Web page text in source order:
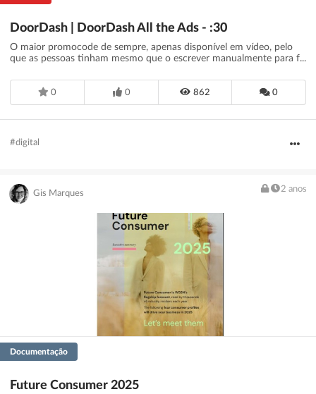
DoorDash | DoorDash All the Ads - :30
O maior promocode de sempre, apenas disponível em vídeo, pelo
que as pessoas tinham mesmo que o escrever manualmente para f...
0 0 862 0
#digital
Gis Marques 2 anos
Documentação
Future Consumer 2025